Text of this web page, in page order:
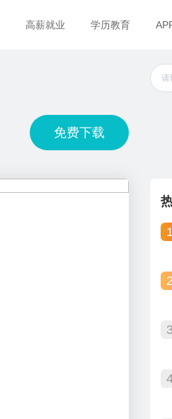
高薪就业 学历教育
免费下载
2
3